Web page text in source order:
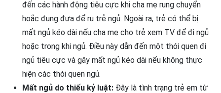
đến các hành động tiêu cực khi cha mẹ rung chuyển
hoắc đung đưa để ru trẻ ngủ. Ngoài ra, trẻ có thể bị
mất ngủ kéo dài nếu cha mẹ cho trẻ xem TV để đi ngủ
hoặc trong khi ngủ. Điều này dẫn đến một thói quen đi
ngủ tiêu cực và gây mất ngủ kéo dài nếu không thực
hiện các thói quen ngủ.
Mất ngủ do thiếu kỷ luật: Đây là tình trạng trẻ em từ